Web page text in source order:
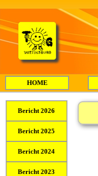
HOME
Bericht 2026
Bericht 2025
Bericht 2024
Bericht 2023